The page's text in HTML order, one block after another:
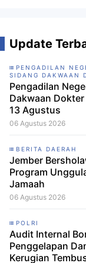
Update
PENGADILAN
SIDANG DAKWAAN
Pengadilan
Dakwaan
13 Agustus
06 Agustus 2026
BERITA DAERAH
Jember
Program
Jamaah
06 Agustus 2026
POLRI
Audit Internal
Penggelapan
Kerugian